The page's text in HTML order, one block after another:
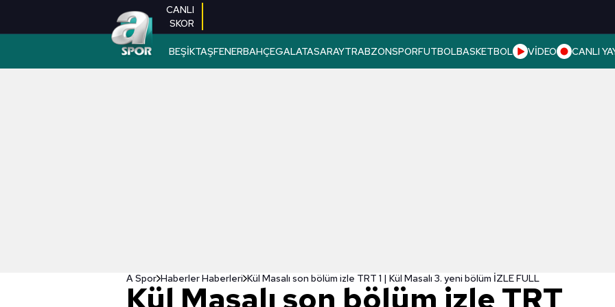
CANLI
SKOR
BEŞİKTAŞFENERBAHÇEGALATASARAYTRABZONSPORFUTBOLBASKETBOL VİDEO CANLI
A Spor Haberler Haberleri Kül Masalı son bölüm izle TRT 1 | Kül Masalı 3. yeni bölüm İZLE FULL
Kül Masalı son bölüm izle TRT